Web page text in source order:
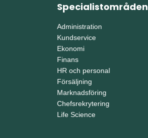
Specialistområden
Administration
Kundservice
Ekonomi
Finans
HR och personal
Försäljning
Marknadsföring
Chefsrekrytering
Life Science